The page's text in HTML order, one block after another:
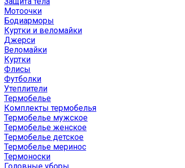
Мотоочки
Бодиарморы
Куртки и веломайки
Джерси
Веломайки
Куртки
Флисы
Футболки
Утеплители
Термобелье
Комплекты термобелья
Термобелье мужское
Термобелье женское
Термобелье детское
Термобелье меринос
Термоноски